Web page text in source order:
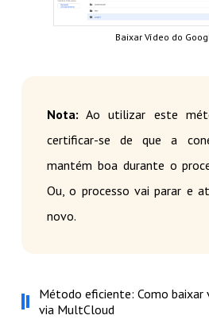
Baixar Vídeo do
Nota: Ao utilizar este
certificar-se de que a
mantém boa durante o
Ou, o processo vai parar e
novo.
Método eficiente: Como baixar
via MultCloud